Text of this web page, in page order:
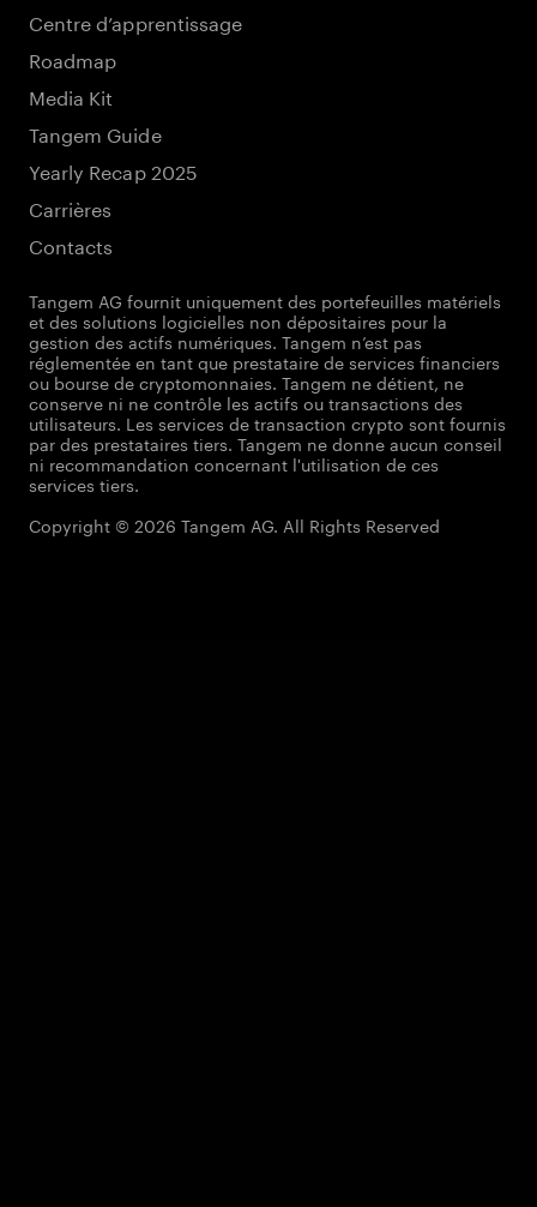
Centre d’apprentissage
Roadmap
Media Kit
Tangem Guide
Yearly Recap 2025
Carrières
Contacts
Tangem AG fournit uniquement des portefeuilles matériels
et des solutions logicielles non dépositaires pour la
gestion des actifs numériques. Tangem n’est pas
réglementée en tant que prestataire de services financiers
ou bourse de cryptomonnaies. Tangem ne détient, ne
conserve ni ne contrôle les actifs ou transactions des
utilisateurs. Les services de transaction crypto sont fournis
par des prestataires tiers. Tangem ne donne aucun conseil
ni recommandation concernant l'utilisation de ces
services tiers.